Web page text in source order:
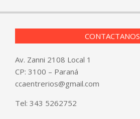
CONTACTANOS
Av. Zanni 2108 Local 1
CP: 3100 – Paraná
ccaentrerios@gmail.com
Tel: 343 5262752